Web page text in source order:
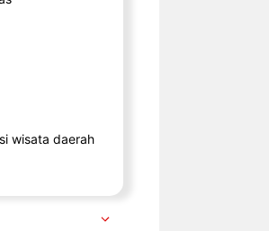
wisata daerah